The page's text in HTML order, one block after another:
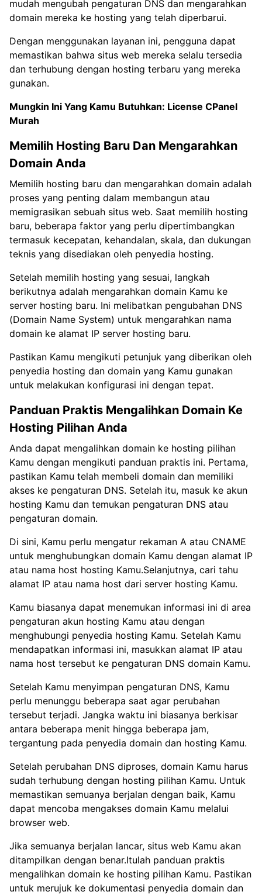
mudah mengubah pengaturan DNS dan mengarahkan
domain mereka ke hosting yang telah diperbarui.
Dengan menggunakan layanan ini, pengguna dapat
memastikan bahwa situs web mereka selalu tersedia
dan terhubung dengan hosting terbaru yang mereka
gunakan.
Mungkin Ini Yang Kamu Butuhkan: License CPanel
Murah
Memilih Hosting Baru Dan Mengarahkan
Domain Anda
Memilih hosting baru dan mengarahkan domain adalah
proses yang penting dalam membangun atau
memigrasikan sebuah situs web. Saat memilih hosting
baru, beberapa faktor yang perlu dipertimbangkan
termasuk kecepatan, kehandalan, skala, dan dukungan
teknis yang disediakan oleh penyedia hosting.
Setelah memilih hosting yang sesuai, langkah
berikutnya adalah mengarahkan domain Kamu ke
server hosting baru. Ini melibatkan pengubahan DNS
(Domain Name System) untuk mengarahkan nama
domain ke alamat IP server hosting baru.
Pastikan Kamu mengikuti petunjuk yang diberikan oleh
penyedia hosting dan domain yang Kamu gunakan
untuk melakukan konfigurasi ini dengan tepat.
Panduan Praktis Mengalihkan Domain Ke
Hosting Pilihan Anda
Anda dapat mengalihkan domain ke hosting pilihan
Kamu dengan mengikuti panduan praktis ini. Pertama,
pastikan Kamu telah membeli domain dan memiliki
akses ke pengaturan DNS. Setelah itu, masuk ke akun
hosting Kamu dan temukan pengaturan DNS atau
pengaturan domain.
Di sini, Kamu perlu mengatur rekaman A atau CNAME
untuk menghubungkan domain Kamu dengan alamat IP
atau nama host hosting Kamu.Selanjutnya, cari tahu
alamat IP atau nama host dari server hosting Kamu.
Kamu biasanya dapat menemukan informasi ini di area
pengaturan akun hosting Kamu atau dengan
menghubungi penyedia hosting Kamu. Setelah Kamu
mendapatkan informasi ini, masukkan alamat IP atau
nama host tersebut ke pengaturan DNS domain Kamu.
Setelah Kamu menyimpan pengaturan DNS, Kamu
perlu menunggu beberapa saat agar perubahan
tersebut terjadi. Jangka waktu ini biasanya berkisar
antara beberapa menit hingga beberapa jam,
tergantung pada penyedia domain dan hosting Kamu.
Setelah perubahan DNS diproses, domain Kamu harus
sudah terhubung dengan hosting pilihan Kamu. Untuk
memastikan semuanya berjalan dengan baik, Kamu
dapat mencoba mengakses domain Kamu melalui
browser web.
Jika semuanya berjalan lancar, situs web Kamu akan
ditampilkan dengan benar.Itulah panduan praktis
mengalihkan domain ke hosting pilihan Kamu. Pastikan
untuk merujuk ke dokumentasi penyedia domain dan